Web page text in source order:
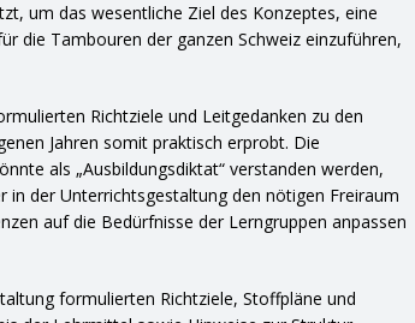
um das wesentliche Ziel des Konzeptes, eine
die Tambouren der ganzen Schweiz einzuführen,
Richtziele und Leitgedanken zu den
Jahren somit praktisch erprobt. Die
als „Ausbildungsdiktat“ verstanden werden,
in der Unterrichtsgestaltung den nötigen Freiraum
auf die Bedürfnisse der Lerngruppen anpassen
formulierten Richtziele, Stoffpläne und